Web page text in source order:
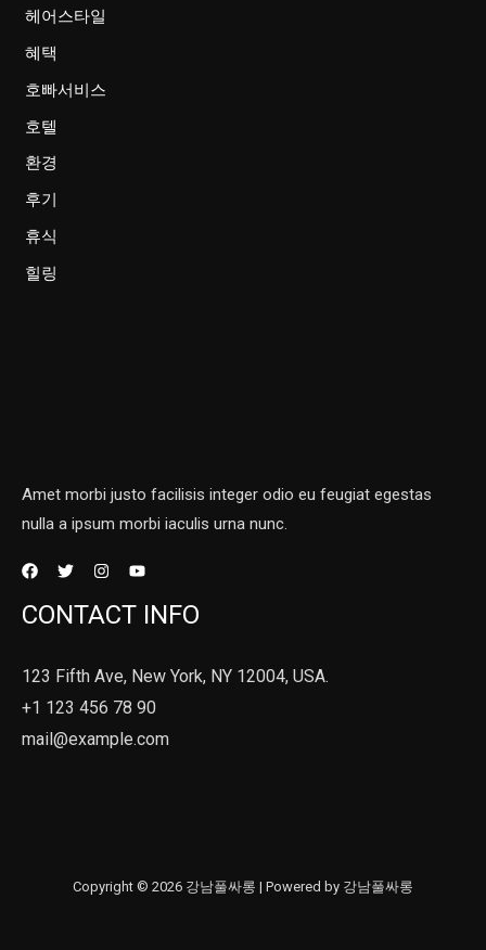
헤어스타일
혜택
호빠서비스
호텔
환경
후기
휴식
힐링
Amet morbi justo facilisis integer odio eu feugiat egestas
nulla a ipsum morbi iaculis urna nunc.
CONTACT INFO
123 Fifth Ave, New York, NY 12004, USA.
+1 123 456 78 90
mail@example.com
Copyright © 2026 강남풀싸롱 | Powered by 강남풀싸롱